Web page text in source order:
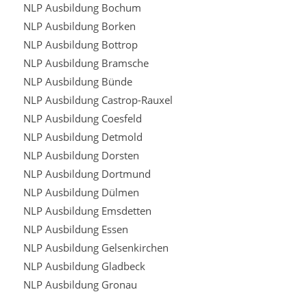
NLP Ausbildung Bochum
NLP Ausbildung Borken
NLP Ausbildung Bottrop
NLP Ausbildung Bramsche
NLP Ausbildung Bünde
NLP Ausbildung Castrop-Rauxel
NLP Ausbildung Coesfeld
NLP Ausbildung Detmold
NLP Ausbildung Dorsten
NLP Ausbildung Dortmund
NLP Ausbildung Dülmen
NLP Ausbildung Emsdetten
NLP Ausbildung Essen
NLP Ausbildung Gelsenkirchen
NLP Ausbildung Gladbeck
NLP Ausbildung Gronau